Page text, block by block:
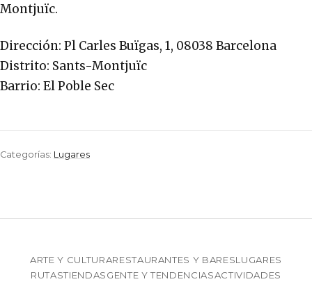
Montjuïc.
Dirección: Pl Carles Buïgas, 1, 08038 Barcelona
Distrito: Sants-Montjuïc
Barrio: El Poble Sec
Categorías: Lugares
ARTE Y CULTURARESTAURANTES Y BARESLUGARES
RUTASTIENDASGENTE Y TENDENCIASACTIVIDADES